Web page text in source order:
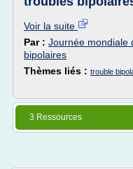
Voir la suite
Par : Journée mondiale
bipolaires
Thèmes liés : trouble
3 Ressources